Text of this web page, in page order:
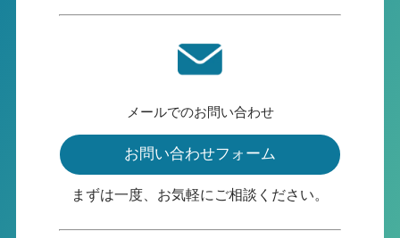
メールでのお問い合わせ
お問い合わせフォーム
まずは一度、お気軽にご相談ください。